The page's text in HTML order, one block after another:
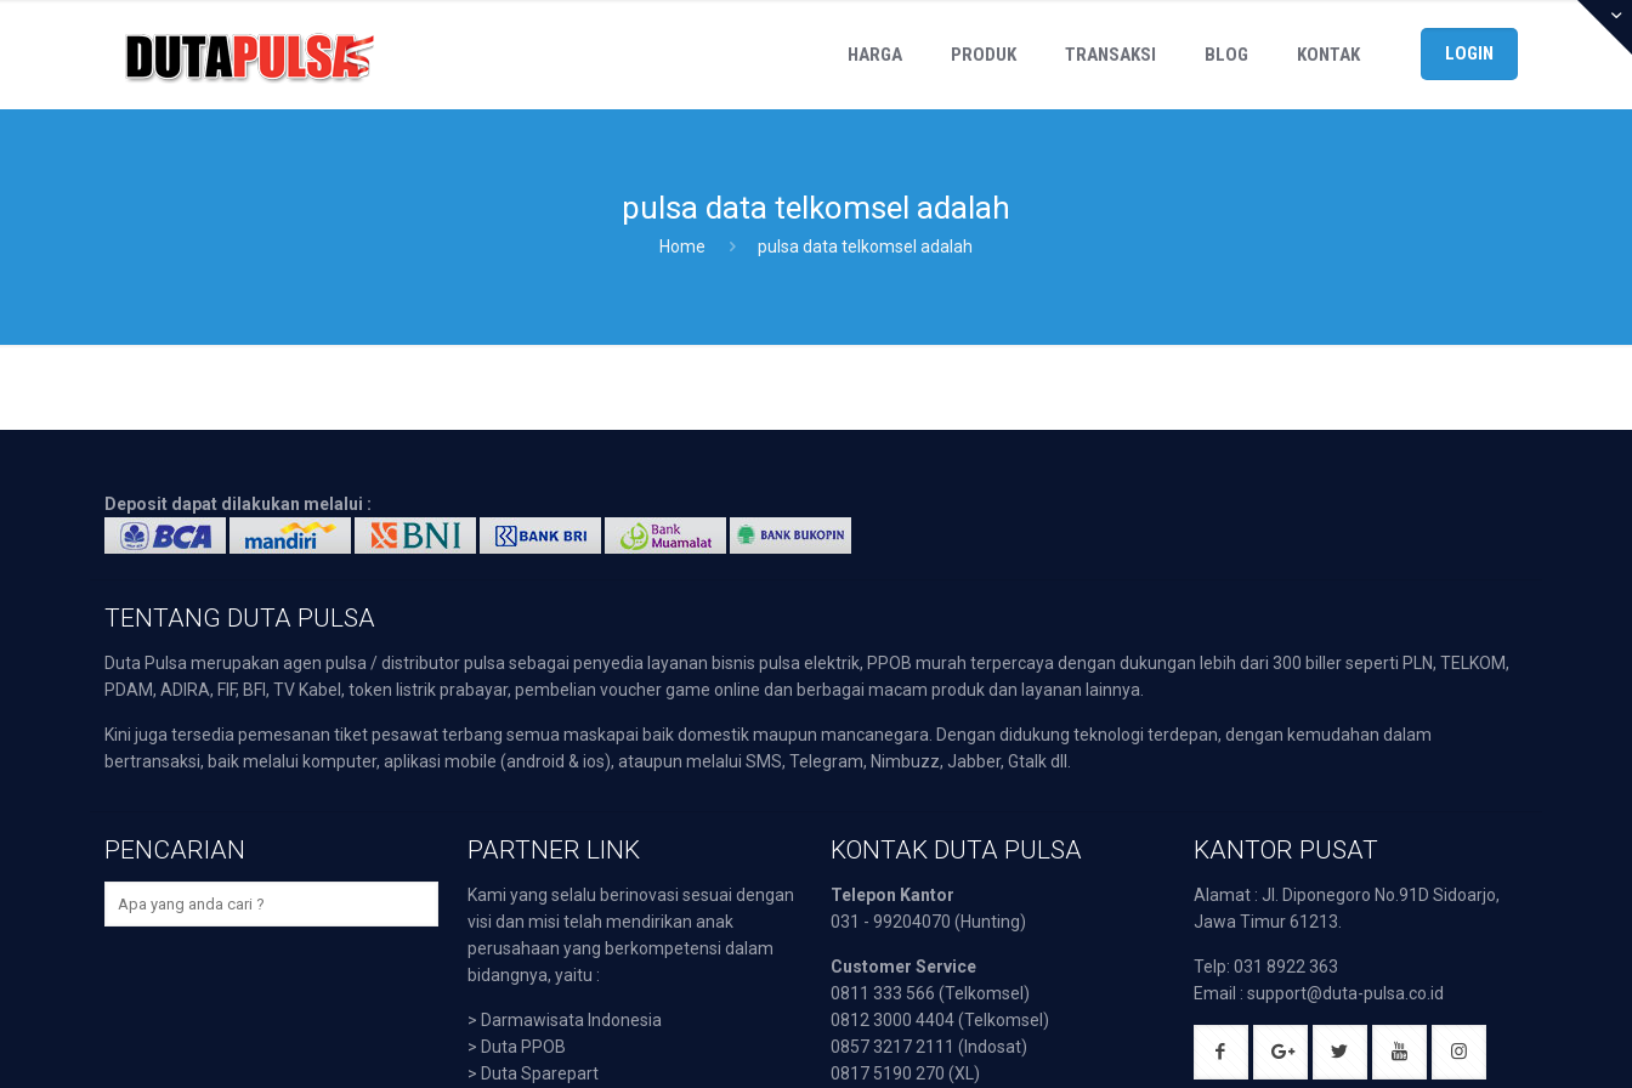
HARGA PRODUK TRANSAKSI BLOG KONTAK LOGIN
pulsa data telkomsel adalah
Home pulsa data telkomsel adalah
Deposit dapat dilakukan melalui :
TENTANG DUTA PULSA
Duta Pulsa merupakan agen pulsa / distributor pulsa sebagai penyedia layanan bisnis pulsa elektrik, PPOB murah terpercaya dengan dukungan lebih dari 300 biller seperti PLN, TELKOM,
PDAM, ADIRA, FIF, BFI, TV Kabel, token listrik prabayar, pembelian voucher game online dan berbagai macam produk dan layanan lainnya.
Kini juga tersedia pemesanan tiket pesawat terbang semua maskapai baik domestik maupun mancanegara. Dengan didukung teknologi terdepan, dengan kemudahan dalam
bertransaksi, baik melalui komputer, aplikasi mobile (android & ios), ataupun melalui SMS, Telegram, Nimbuzz, Jabber, Gtalk dll.
PENCARIAN PARTNER LINK
Kami yang selalu berinovasi sesuai dengan
visi dan misi telah mendirikan anak
perusahaan yang berkompetensi dalam
bidangnya, yaitu :
> Darmawisata Indonesia
> Duta PPOB
> Duta Sparepart
KONTAK DUTA PULSA
Telepon Kantor
031 - 99204070 (Hunting)
Customer Service
0811 333 566 (Telkomsel)
0812 3000 4404 (Telkomsel)
0857 3217 2111 (Indosat)
0817 5190 270 (XL)
KANTOR PUSAT
Alamat : Jl. Diponegoro No.91D Sidoarjo,
Jawa Timur 61213.
Telp: 031 8922 363
Email : support@duta-pulsa.co.id